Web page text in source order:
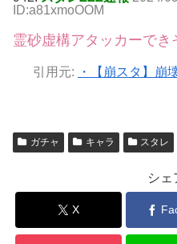
ID:a81xmoOOM
霊砂虚構アタッカーでき
引用元:
・【崩スタ】崩
ガチャ キャラ スタレ
シェ
X